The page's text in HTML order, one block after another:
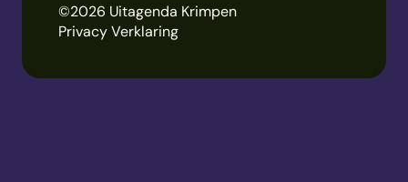
©2026 Uitagenda Krimpen
Privacy Verklaring